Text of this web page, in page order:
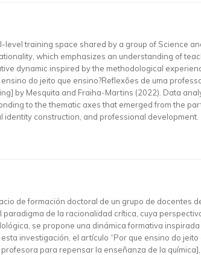
training space shared by a group of Science
which emphasizes an understanding of
dynamic inspired by the methodological
do jeito que ensino?Reflexões de uma
by Mesquita and Fraiha-Martins (2022). Data
to the thematic axes that emerged from the
construction, and professional development.
de formación doctoral de un grupo de docentes
de la racionalidad crítica, cuya
se propone una dinámica formativa inspirada
investigación, el artículo “Por que ensino do jeito
para repensar la enseñanza de la